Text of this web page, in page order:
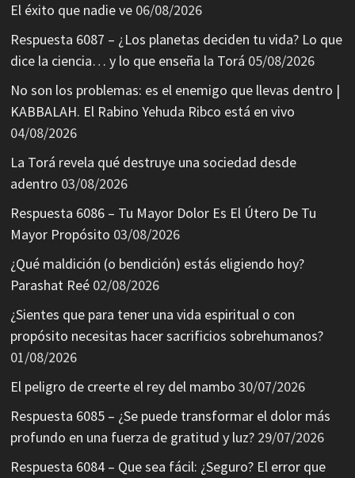
El éxito que nadie ve 06/08/2026
Respuesta 6087 – ¿Los planetas deciden tu vida? Lo que
dice la ciencia… y lo que enseña la Torá 05/08/2026
No son los problemas: es el enemigo que llevas dentro |
KABBALAH. El Rabino Yehuda Ribco está en vivo
04/08/2026
La Torá revela qué destruye una sociedad desde
adentro 03/08/2026
Respuesta 6086 – Tu Mayor Dolor Es El Útero De Tu
Mayor Propósito 03/08/2026
¿Qué maldición (o bendición) estás eligiendo hoy?
Parashat Reé 02/08/2026
¿Sientes que para tener una vida espiritual o con
propósito necesitas hacer sacrificios sobrehumanos?
01/08/2026
El peligro de creerte el rey del mambo 30/07/2026
Respuesta 6085 – ¿Se puede transformar el dolor más
profundo en una fuerza de gratitud y luz? 29/07/2026
Respuesta 6084 – Que sea fácil: ¿Seguro? El error que